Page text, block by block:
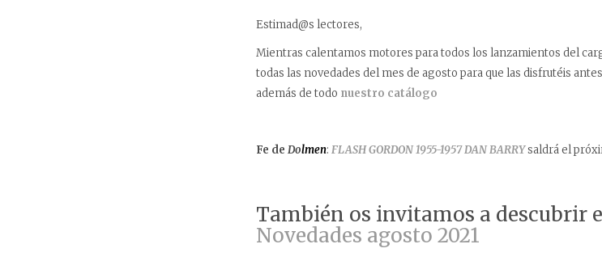
Estimad@s lectores,
Mientras calentamos motores para todos los lanzamientos del
todas las novedades del mes de agosto para que las disfrutéis
además de todo nuestro catálogo
Fe de Dolmen: FLASH GORDON 1955-1957 DAN BARRYsaldrá el
También os invitamos a descubrir
Novedades agosto 2021